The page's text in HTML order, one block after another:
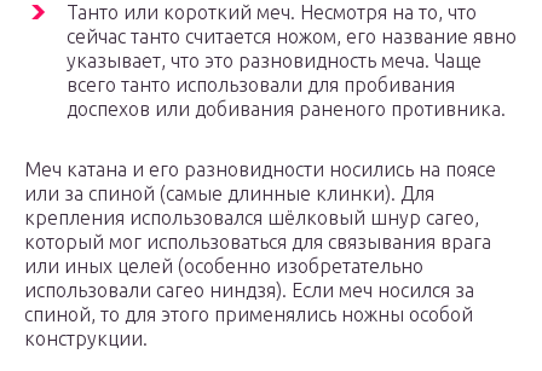
Танто или короткий меч. Несмотря на то, что
сейчас танто считается ножом, его название явно
указывает, что это разновидность меча. Чаще
всего танто использовали для пробивания
доспехов или добивания раненого противника.
Меч катана и его разновидности носились на поясе
или за спиной (самые длинные клинки). Для
крепления использовался шёлковый шнур сагео,
который мог использоваться для связывания врага
или иных целей (особенно изобретательно
использовали сагео ниндзя). Если меч носился за
спиной, то для этого применялись ножны особой
конструкции.